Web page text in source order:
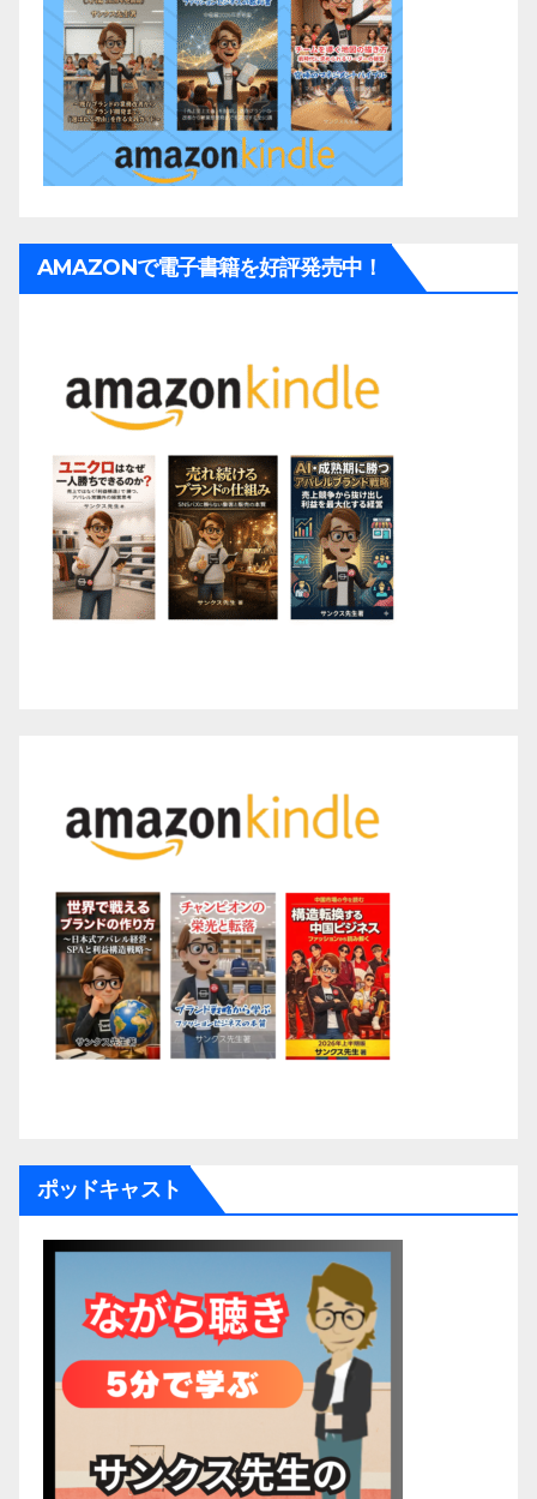
AMAZONで電子書籍を好評発売中！
ポッドキャスト